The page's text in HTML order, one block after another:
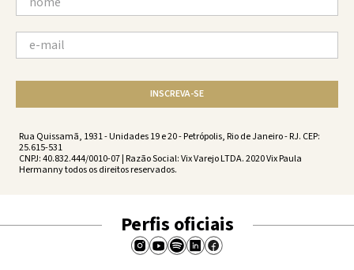
INSCREVA-SE
Rua Quissamã, 1931 - Unidades 19 e 20 - Petrópolis, Rio de Janeiro - RJ. CEP:
25.615-531
CNPJ: 40.832.444/0010-07 | Razão Social: Vix Varejo LTDA. 2020 Vix Paula
Hermanny todos os direitos reservados.
Perfis oficiais